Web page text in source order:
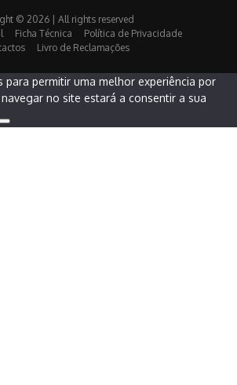
© 2026 | All rights reserved
Ficha Técnica
Política de Privacidade
Livro de Reclamações
para permitir uma melhor experiência por
no site estará a consentir a sua